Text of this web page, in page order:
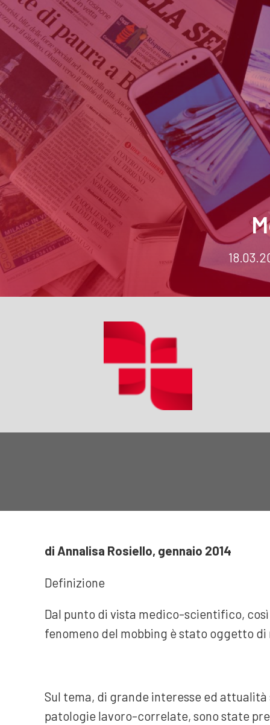
di Annalisa Rosiello, gennaio 2014
Definizione
Dal punto di vista medico-scientifico,
fenomeno del mobbing è stato oggetto
Sul tema, di grande interesse ed
patologie lavoro-correlate, sono state